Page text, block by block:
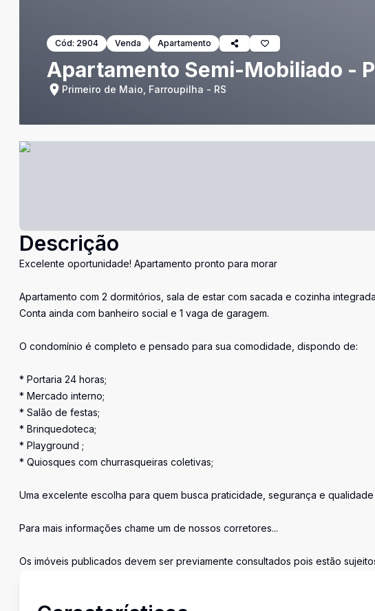
Cód: 2904 Venda Apartamento
Apartamento Semi-Mobiliado -
Primeiro de Maio, Farroupilha - RS
Descrição
Excelente oportunidade! Apartamento pronto para morar
Apartamento com 2 dormitórios, sala de estar com sacada e cozinha
Conta ainda com banheiro social e 1 vaga de garagem.
O condomínio é completo e pensado para sua comodidade, dispondo de:
* Portaria 24 horas;
* Mercado interno;
* Salão de festas;
* Brinquedoteca;
* Playground ;
* Quiosques com churrasqueiras coletivas;
Uma excelente escolha para quem busca praticidade, segurança e
Para mais informações chame um de nossos corretores...
Os imóveis publicados devem ser previamente consultados pois estão